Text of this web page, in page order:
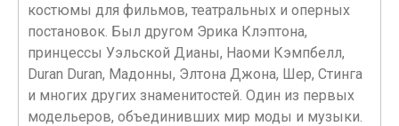
костюмы для фильмов, театральных и оперных
постановок. Был другом Эрика Клэптона,
принцессы Уэльской Дианы, Наоми Кэмпбелл,
Duran Duran, Мадонны, Элтона Джона, Шер, Стинга
и многих других знаменитостей. Один из первых
модельеров, объединивших мир моды и музыки.